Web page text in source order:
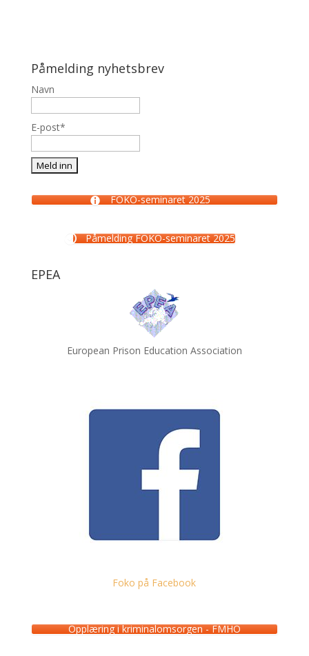
Påmelding nyhetsbrev
Navn
E-post*
FOKO-seminaret 2025
Påmelding FOKO-seminaret 2025
EPEA
European Prison Education Association
Foko på Facebook
Opplæring i kriminalomsorgen - FMHO